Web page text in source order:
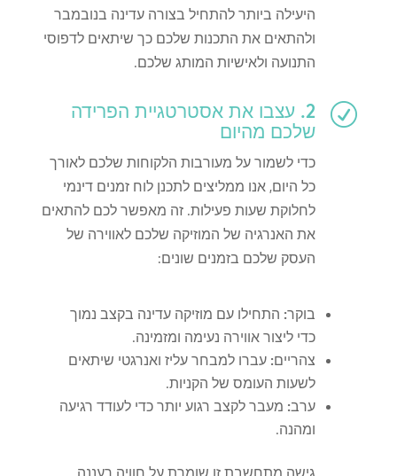
היעילה ביותר להתחיל בצורה עדינה בנובמבר
ולהתאים את התכנות שלכם כך שיתאים לדפוסי
התנועה ולאישיות המותג שלכם.
R
2. עצבו את אסטרטגיית הפרידה
שלכם מהיום
כדי לשמור על מעורבות הלקוחות שלכם לאורך
כל היום, אנו ממליצים לתכנן לוח זמנים דינמי
לחלוקת שעות פעילות. זה מאפשר לכם להתאים
את האנרגיה של המוזיקה שלכם לאווירה של
העסק שלכם בזמנים שונים:
בוקר: התחילו עם מוזיקה עדינה בקצב נמוך
כדי ליצור אווירה נעימה ומזמינה.
צהריים: עברו למבחר עליז ואנרגטי שיתאים
לשעות העומס של הקניות.
ערב: מעבר לקצב רגוע יותר כדי לעודד רגיעה
ומהנה.
גישה מתחשבת זו שומרת על חוויה רעננה